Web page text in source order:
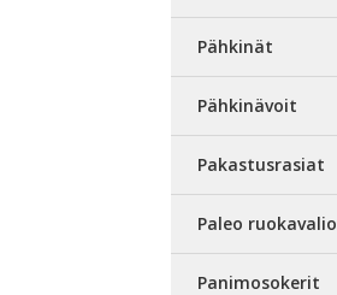
Pähkinät
Pähkinävoit
Pakastusrasiat
Paleo ruokavalio
Panimosokerit